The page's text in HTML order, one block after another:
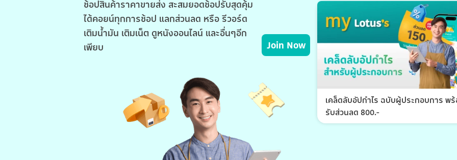
ช้อปสินค้าราคาขายส่ง สะสมยอดช้อปรับสุดคุ้ม
ได้คอยน์ทุกการช้อป แลกส่วนลด หรือ รีวอร์ด
เติมน้ำมัน เติมเน็ต ดูหนังออนไลน์ และอื่นๆอีก
เพียบ
Join Now
เคล็ดลับอัปกำไร ฉบับผู้ประกอบการ พ
รับส่วนลด 800.-